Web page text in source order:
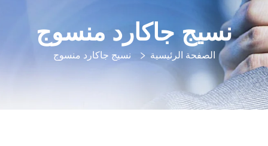
نسيج جاكارد منسوج
الصفحة الرئيسية نسيج جاكارد منسوج